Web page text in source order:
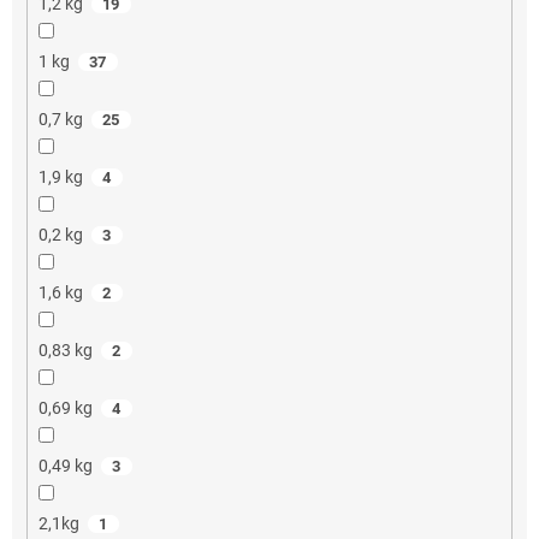
1,2 kg 19
1 kg 37
0,7 kg 25
1,9 kg 4
0,2 kg 3
1,6 kg 2
0,83 kg 2
0,69 kg 4
0,49 kg 3
2,1kg 1